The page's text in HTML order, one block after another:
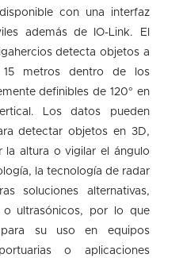
con una interfaz
además de IO-Link. El
detecta objetos a
metros dentro de los
definibles de 120° en
Los datos pueden
detectar objetos en 3D,
la altura o vigilar el ángulo
la tecnología de radar
soluciones alternativas,
ultrasónicos, por lo que
su uso en equipos
o aplicaciones